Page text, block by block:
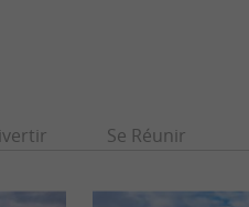
Se Réunir